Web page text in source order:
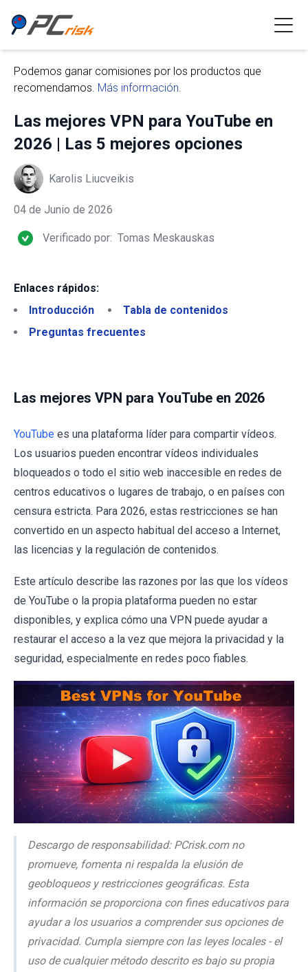
Podemos ganar comisiones por los productos que
recomendamos. Más información.
Las mejores VPN para YouTube en
2026 | Las 5 mejores opciones
Karolis Liucveikis
04 de Junio de 2026
Verificado por: Tomas Meskauskas
Enlaces rápidos:
Introducción
Tabla de contenidos
Preguntas frecuentes
Las mejores VPN para YouTube en 2026
YouTube es una plataforma líder para compartir vídeos.
Los usuarios pueden encontrar vídeos individuales
bloqueados o todo el sitio web inaccesible en redes de
centros educativos o lugares de trabajo, o en países con
censura estricta. Para 2026, estas restricciones se han
convertido en un aspecto habitual del acceso a Internet,
las licencias y la regulación de contenidos.
Este artículo describe las razones por las que los vídeos
de YouTube o la propia plataforma pueden no estar
disponibles, y explica cómo una VPN puede ayudar a
restaurar el acceso a la vez que mejora la privacidad y la
seguridad, especialmente en redes poco fiables.
Descargo de responsabilidad: PCrisk.com no
promueve, fomenta ni respalda la elusión de
geobloqueos y restricciones geográficas. Esta
información se proporciona con fines educativos para
ayudar a los usuarios a comprender sus opciones de
privacidad. Cumpla siempre con las leyes locales - el
uso de cualquier método descrito es bajo su propia